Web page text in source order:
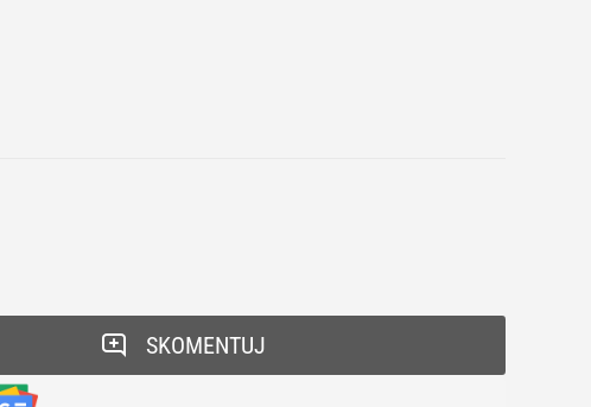
SKOMENTUJ